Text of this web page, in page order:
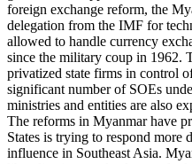
foreign exchange reform, the
delegation from the IMF for
allowed to handle currency
since the military coup in 1962.
privatized state firms in control
significant number of SOEs
ministries and entities are also
The reforms in Myanmar have
States is trying to respond more
influence in Southeast Asia.